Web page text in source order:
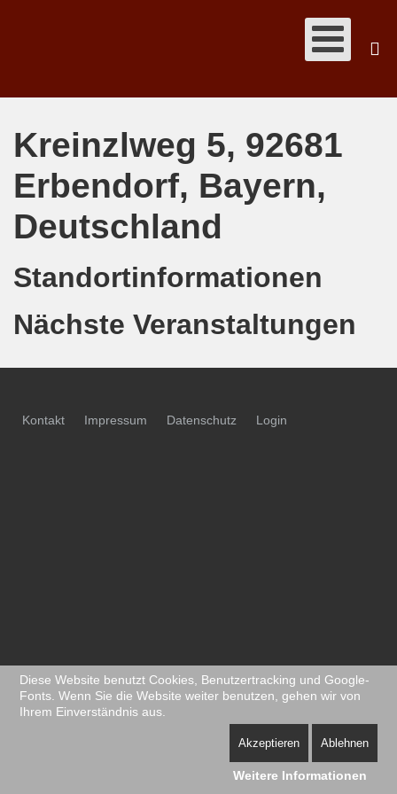
Kreinzlweg 5, 92681
Erbendorf, Bayern,
Deutschland
Standortinformationen
Nächste Veranstaltungen
Kontakt Impressum Datenschutz Login
Diese Website benutzt Cookies, Benutzertracking und Google-
Fonts. Wenn Sie die Website weiter benutzen, gehen wir von
Ihrem Einverständnis aus.
Akzeptieren Ablehnen
Weitere Informationen